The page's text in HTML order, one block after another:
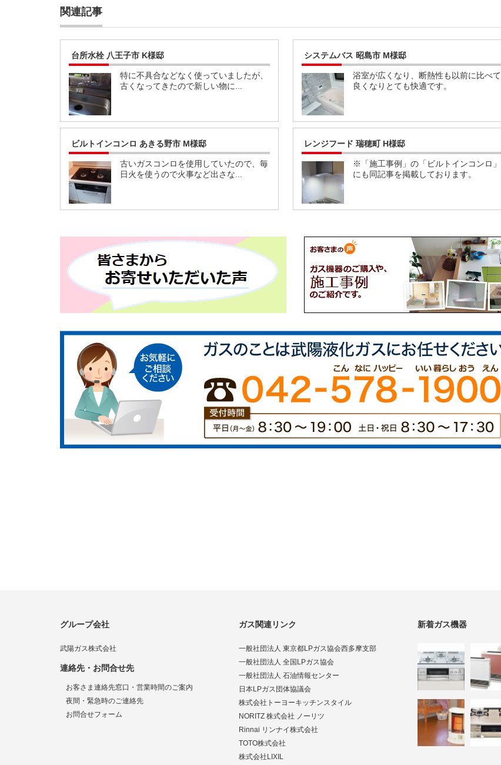
関連記事
台所水栓 八王子市 K様邸
特に不具合などなく使っていましたが、
古くなってきたので新しい物に...
システムバス 昭島市 M様邸
浴室が広くなり、断熱性も以前に比べて
良くなりとても快適です。
ビルトインコンロ あきる野市 M様邸
古いガスコンロを使用していたので、毎
日火を使うので火事など出さな...
レンジフード 瑞穂町 H様邸
※「施工事例」の「ビルトインコンロ」
にも同記事を掲載しております。
グループ会社
武陽ガス株式会社
連絡先・お問合せ先
お客さま連絡先窓口・営業時間のご案内
夜間・緊急時のご連絡先
お問合せフォーム
ガス関連リンク
一般社団法人 東京都LPガス協会西多摩支部
一般社団法人 全国LPガス協会
一般社団法人 石油情報センター
日本LPガス団体協議会
株式会社トーヨーキッチンスタイル
NORITZ 株式会社 ノーリツ
Rinnai リンナイ株式会社
TOTO株式会社
株式会社LIXIL
新着ガス機器